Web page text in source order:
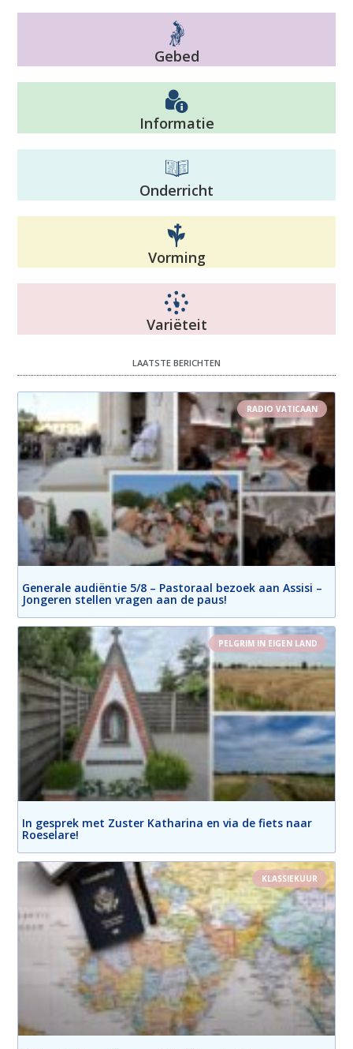
Gebed
Informatie
Onderricht
Vorming
Variëteit
LAATSTE BERICHTEN
RADIO VATICAAN
Generale audiëntie 5/8 – Pastoraal bezoek aan Assisi –
Jongeren stellen vragen aan de paus!
PELGRIM IN EIGEN LAND
In gesprek met Zuster Katharina en via de fiets naar
Roeselare!
KLASSIEKUUR